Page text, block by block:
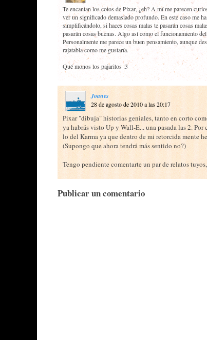
Te encantan los cotos de Pixar, ¿eh? A mí me parecen
ver un significado demasiado profundo. En este caso me
simplificándolo, si haces cosas malas te pasarán cosas
pasarán cosas buenas. Algo así como el funcionamiento
Personalmente me parece un buen pensamiento, aunque
rajatabla como me gustaría.
Qué monos los pajaritos :3
Joanes
28 de agosto de 2010 a las 20:17
Pixar "dibuja" historias geniales, tanto en corto
ya habrás visto Up y Wall-E... una pasada las 2. Por
lo del Karma ya que dentro de mi retorcida mente
(Supongo que ahora tendrá más sentido no?)
Tengo pendiente comentarte un par de relatos
Publicar un comentario